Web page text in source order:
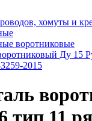
хомуты и
воротниковые
Ду 15
2015